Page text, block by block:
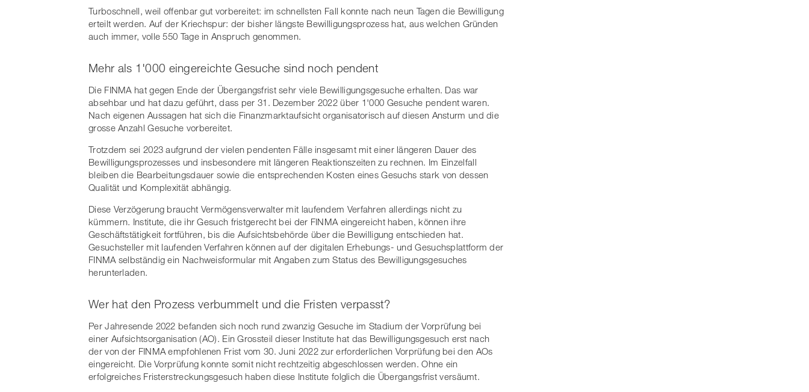
Turboschnell, weil offenbar gut vorbereitet: im schnellsten Fall konnte nach neun Tagen die Bewilligung
erteilt werden. Auf der Kriechspur: der bisher längste Bewilligungsprozess hat, aus welchen Gründen
auch immer, volle 550 Tage in Anspruch genommen.
Mehr als 1'000 eingereichte Gesuche sind noch pendent
Die FINMA hat gegen Ende der Übergangsfrist sehr viele Bewilligungsgesuche erhalten. Das war
absehbar und hat dazu geführt, dass per 31. Dezember 2022 über 1'000 Gesuche pendent waren.
Nach eigenen Aussagen hat sich die Finanzmarktaufsicht organisatorisch auf diesen Ansturm und die
grosse Anzahl Gesuche vorbereitet.
Trotzdem sei 2023 aufgrund der vielen pendenten Fälle insgesamt mit einer längeren Dauer des
Bewilligungsprozesses und insbesondere mit längeren Reaktionszeiten zu rechnen. Im Einzelfall
bleiben die Bearbeitungsdauer sowie die entsprechenden Kosten eines Gesuchs stark von dessen
Qualität und Komplexität abhängig.
Diese Verzögerung braucht Vermögensverwalter mit laufendem Verfahren allerdings nicht zu
kümmern. Institute, die ihr Gesuch fristgerecht bei der FINMA eingereicht haben, können ihre
Geschäftstätigkeit fortführen, bis die Aufsichtsbehörde über die Bewilligung entschieden hat.
Gesuchsteller mit laufenden Verfahren können auf der digitalen Erhebungs- und Gesuchsplattform der
FINMA selbständig ein Nachweisformular mit Angaben zum Status des Bewilligungsgesuches
herunterladen.
Wer hat den Prozess verbummelt und die Fristen verpasst?
Per Jahresende 2022 befanden sich noch rund zwanzig Gesuche im Stadium der Vorprüfung bei
einer Aufsichtsorganisation (AO). Ein Grossteil dieser Institute hat das Bewilligungsgesuch erst nach
der von der FINMA empfohlenen Frist vom 30. Juni 2022 zur erforderlichen Vorprüfung bei den AOs
eingereicht. Die Vorprüfung konnte somit nicht rechtzeitig abgeschlossen werden. Ohne ein
erfolgreiches Fristerstreckungsgesuch haben diese Institute folglich die Übergangsfrist versäumt.